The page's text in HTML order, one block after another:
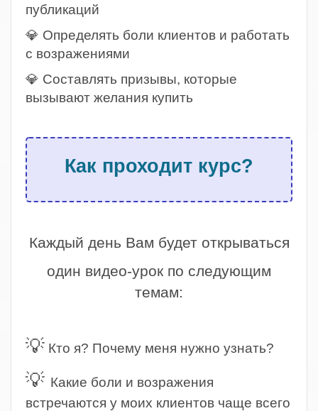
публикаций
💎 Определять боли клиентов и работать
с возражениями
💎 Составлять призывы, которые
вызывают желания купить
Как проходит курс?
Каждый день Вам будет открываться
один видео-урок по следующим
темам:
💡 Кто я? Почему меня нужно узнать?
💡 Какие боли и возражения
встречаются у моих клиентов чаще всего